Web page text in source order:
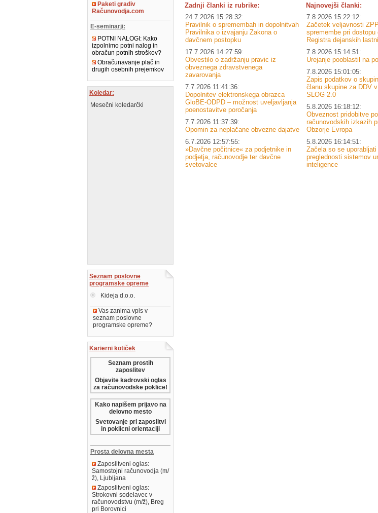
Paketi gradiv
Računovodja.com
E-seminarji:
POTNI NALOGI: Kako
izpolnimo potni nalog in
obračun potnih stroškov?
Obračunavanje plač in
drugih osebnih prejemkov
Koledar:
Mesečni koledarčki
Seznam poslovne
programske opreme
Kideja d.o.o.
Vas zanima vpis v
seznam poslovne
programske opreme?
Karierni kotiček
Seznam prostih
zaposlitev
Objavite kadrovski oglas
za računovodske poklice!
Kako napišem prijavo na
delovno mesto
Svetovanje pri zaposlitvi
in poklicni orientaciji
Prosta delovna mesta
Zaposlitveni oglas:
Samostojni računovodja (m/
ž), Ljubljana
Zaposlitveni oglas:
Strokovni sodelavec v
računovodstvu (m/ž), Breg
pri Borovnici
Zadnji članki iz rubrike:
24.7.2026 15:28:32:
Pravilnik o spremembah in dopolnitvah
Pravilnika o izvajanju Zakona o
davčnem postopku
17.7.2026 14:27:59:
Obvestilo o zadržanju pravic iz
obveznega zdravstvenega
zavarovanja
7.7.2026 11:41:36:
Dopolnitev elektronskega obrazca
GloBE-ODPD – možnost uveljavljanja
poenostavitve poročanja
7.7.2026 11:37:39:
Opomin za neplačane obvezne dajatve
6.7.2026 12:57:55:
»Davčne počitnice« za podjetnike in
podjetja, računovodje ter davčne
svetovalce
Najnovejši članki:
7.8.2026 15:22:12:
Začetek veljavnosti
spremembe pri dostopu
Registra dejanskih
7.8.2026 15:14:51:
Urejanje pooblastil na
7.8.2026 15:01:05:
Zapis podatkov o
članu skupine za DDV
SLOG 2.0
5.8.2026 16:18:12:
Obveznost pridobitve
računovodskih izkazih
Obzorje Evropa
5.8.2026 16:14:51:
Začela so se
preglednosti sistemov
inteligence